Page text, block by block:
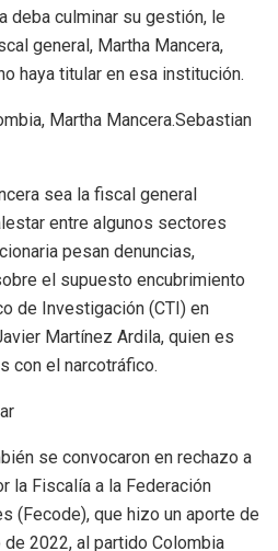
deba culminar su gestión, le
general, Martha Mancera,
haya titular en esa institución.
Martha Mancera.Sebastian
sea la fiscal general
entre algunos sectores
pesan denuncias,
el supuesto encubrimiento
de Investigación (CTI) en
Martínez Ardila, quien es
con el narcotráfico.
se convocaron en rechazo a
la Fiscalía a la Federación
(Fecode), que hizo un aporte de
2022, al partido Colombia